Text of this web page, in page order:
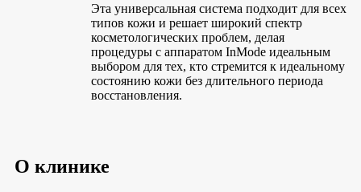
Эта универсальная система подходит для всех
типов кожи и решает широкий спектр
косметологических проблем, делая
процедуры с аппаратом InMode идеальным
выбором для тех, кто стремится к идеальному
состоянию кожи без длительного периода
восстановления.
О клинике